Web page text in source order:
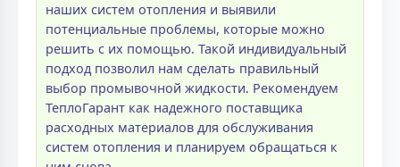
наших систем отопления и выявили
потенциальные проблемы, которые можно
решить с их помощью. Такой индивидуальный
подход позволил нам сделать правильный
выбор промывочной жидкости. Рекомендуем
ТеплоГарант как надежного поставщика
расходных материалов для обслуживания
систем отопления и планируем обращаться к